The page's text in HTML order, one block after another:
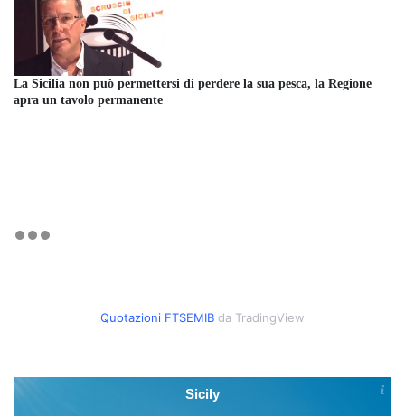
La Sicilia non può permettersi di perdere la sua pesca, la Regione
apra un tavolo permanente
Quotazioni FTSEMIB da TradingView
Sicily